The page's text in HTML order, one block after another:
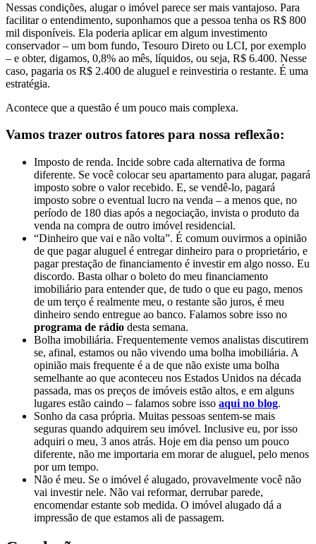
Nessas condições, alugar o imóvel parece ser mais vantajoso. Para
facilitar o entendimento, suponhamos que a pessoa tenha os R$ 800
mil disponíveis. Ela poderia aplicar em algum investimento
conservador – um bom fundo, Tesouro Direto ou LCI, por exemplo
– e obter, digamos, 0,8% ao mês, líquidos, ou seja, R$ 6.400. Nesse
caso, pagaria os R$ 2.400 de aluguel e reinvestiria o restante. É uma
estratégia.
Acontece que a questão é um pouco mais complexa.
Vamos trazer outros fatores para nossa reflexão:
Imposto de renda. Incide sobre cada alternativa de forma
diferente. Se você colocar seu apartamento para alugar, pagará
imposto sobre o valor recebido. E, se vendê-lo, pagará
imposto sobre o eventual lucro na venda – a menos que, no
período de 180 dias após a negociação, invista o produto da
venda na compra de outro imóvel residencial.
“Dinheiro que vai e não volta”. É comum ouvirmos a opinião
de que pagar aluguel é entregar dinheiro para o proprietário, e
pagar prestação de financiamento é investir em algo nosso. Eu
discordo. Basta olhar o boleto do meu financiamento
imobiliário para entender que, de tudo o que eu pago, menos
de um terço é realmente meu, o restante são juros, é meu
dinheiro sendo entregue ao banco. Falamos sobre isso no
programa de rádio desta semana.
Bolha imobiliária. Frequentemente vemos analistas discutirem
se, afinal, estamos ou não vivendo uma bolha imobiliária. A
opinião mais frequente é a de que não existe uma bolha
semelhante ao que aconteceu nos Estados Unidos na década
passada, mas os preços de imóveis estão altos, e em alguns
lugares estão caindo – falamos sobre isso aqui no blog.
Sonho da casa própria. Muitas pessoas sentem-se mais
seguras quando adquirem seu imóvel. Inclusive eu, por isso
adquiri o meu, 3 anos atrás. Hoje em dia penso um pouco
diferente, não me importaria em morar de aluguel, pelo menos
por um tempo.
Não é meu. Se o imóvel é alugado, provavelmente você não
vai investir nele. Não vai reformar, derrubar parede,
encomendar estante sob medida. O imóvel alugado dá a
impressão de que estamos ali de passagem.